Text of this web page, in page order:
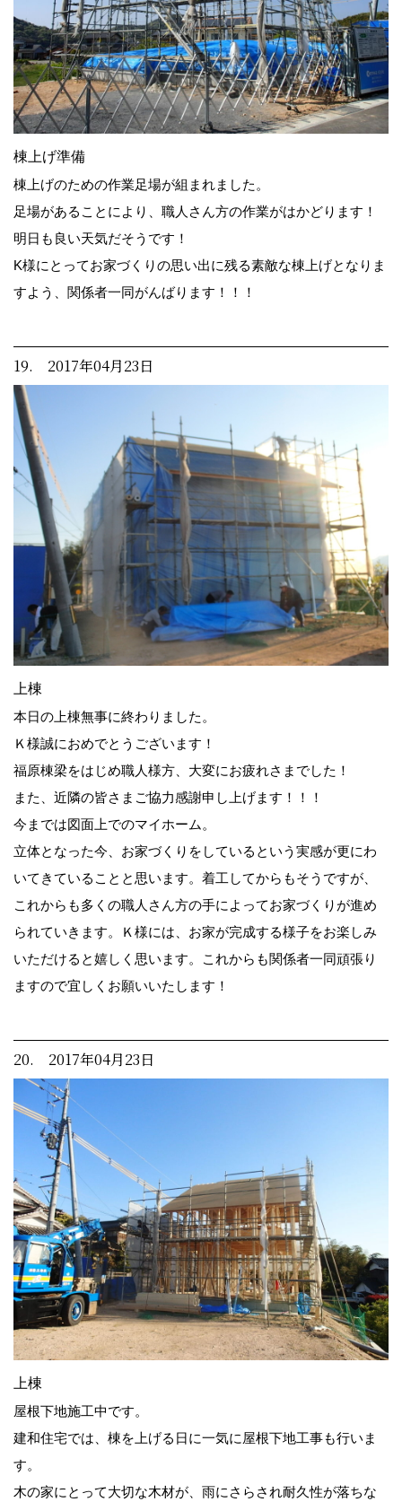
棟上げ準備
棟上げのための作業足場が組まれました。
足場があることにより、職人さん方の作業がはかどります！
明日も良い天気だそうです！
K様にとってお家づくりの思い出に残る素敵な棟上げとなりま
すよう、関係者一同がんばります！！！
19. 2017年04月23日
上棟
本日の上棟無事に終わりました。
Ｋ様誠におめでとうございます！
福原棟梁をはじめ職人様方、大変にお疲れさまでした！
また、近隣の皆さまご協力感謝申し上げます！！！
今までは図面上でのマイホーム。
立体となった今、お家づくりをしているという実感が更にわ
いてきていることと思います。着工してからもそうですが、
これからも多くの職人さん方の手によってお家づくりが進め
られていきます。Ｋ様には、お家が完成する様子をお楽しみ
いただけると嬉しく思います。これからも関係者一同頑張り
ますので宜しくお願いいたします！
20. 2017年04月23日
上棟
屋根下地施工中です。
建和住宅では、棟を上げる日に一気に屋根下地工事も行いま
す。
木の家にとって大切な木材が、雨にさらされ耐久性が落ちな